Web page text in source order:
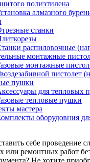
полиэтилена
алмазного
станки
распиловочные
монтажные
монтажные
пистолет
пушки
для тепловых
тепловые пушки
мастера
оборудовния
себе проведение
или ремонтных работ
Не хотите